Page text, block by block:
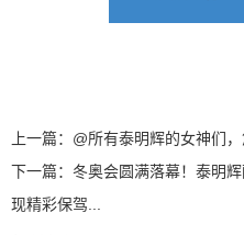
上一篇： @所有泰明辉的女神们，
下一篇： 冬奥会圆满落幕！泰明
现精彩保驾...